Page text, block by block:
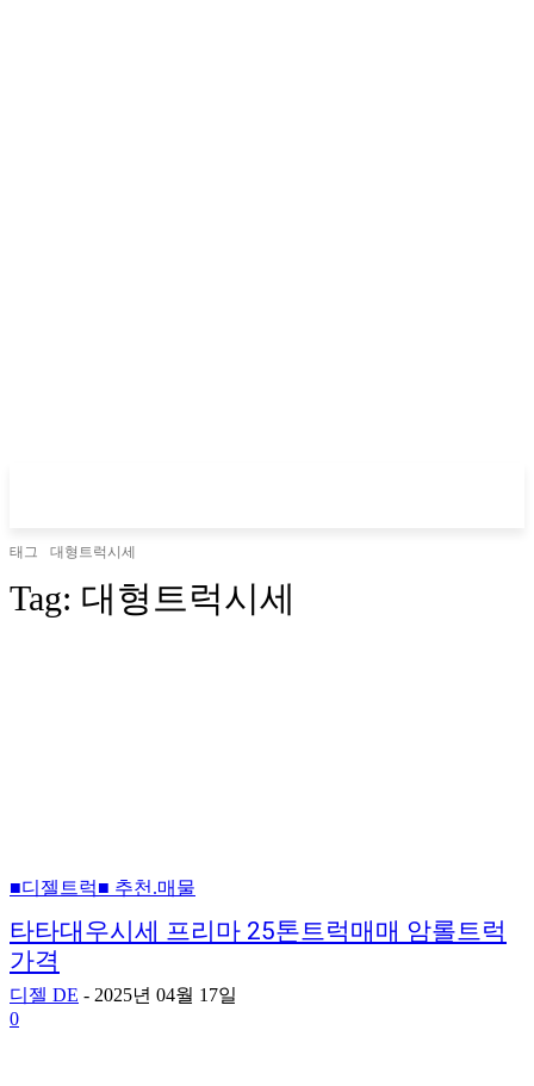
태그 대형트럭시세
Tag: 대형트럭시세
■디젤트럭■ 추천.매물
타타대우시세 프리마 25톤트럭매매 암롤트럭
가격
디젤 DE - 2025년 04월 17일
0